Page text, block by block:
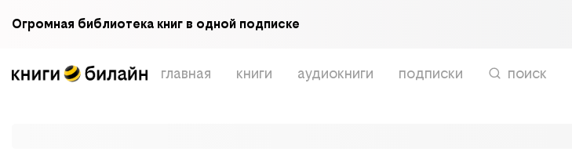
Огромная библиотека книг в одной подписке
главная книги аудиокниги подписки поиск